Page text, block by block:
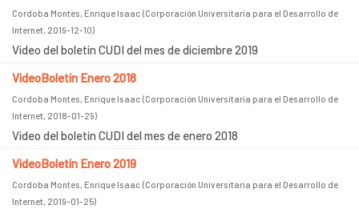
Cordoba Montes, Enrique Isaac (Corporación Universitaria para el Desarrollo de
Internet, 2019-12-10)
Video del boletín CUDI del mes de diciembre 2019
VideoBoletín Enero 2018
Cordoba Montes, Enrique Isaac (Corporación Universitaria para el Desarrollo de
Internet, 2018-01-29)
Video del boletín CUDI del mes de enero 2018
VideoBoletín Enero 2019
Cordoba Montes, Enrique Isaac (Corporación Universitaria para el Desarrollo de
Internet, 2019-01-25)